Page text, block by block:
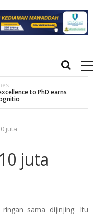
SMA Pertama Tamat
PhD
juta
juta
sama dijinjing. Itu